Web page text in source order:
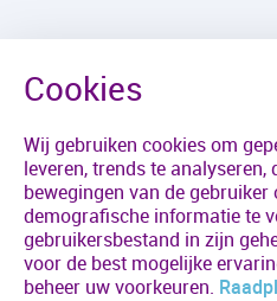
Wij gebruiken cookies om
leveren, trends te analyseren,
bewegingen van de gebruiker
demografische informatie te
gebruikersbestand in zijn
voor de best mogelijke
beheer uw voorkeuren.